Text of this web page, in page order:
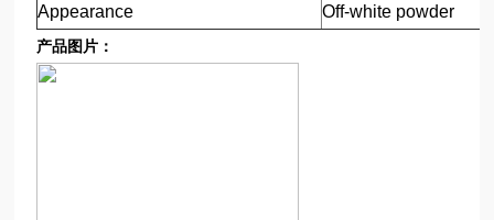
Appearance
Off-white powder
产品图片：